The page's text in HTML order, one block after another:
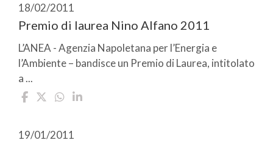
18/02/2011
Premio di laurea Nino Alfano 2011
L’ANEA - Agenzia Napoletana per l’Energia e
l’Ambiente – bandisce un Premio di Laurea, intitolato
a ...
19/01/2011